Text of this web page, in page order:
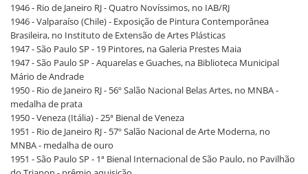
1946 - Rio de Janeiro RJ - Quatro Novíssimos, no IAB/RJ
1946 - Valparaíso (Chile) - Exposição de Pintura Contemporânea
Brasileira, no Instituto de Extensão de Artes Plásticas
1947 - São Paulo SP - 19 Pintores, na Galeria Prestes Maia
1947 - São Paulo SP - Aquarelas e Guaches, na Biblioteca Municipal
Mário de Andrade
1950 - Rio de Janeiro RJ - 56º Salão Nacional Belas Artes, no MNBA -
medalha de prata
1950 - Veneza (Itália) - 25ª Bienal de Veneza
1951 - Rio de Janeiro RJ - 57º Salão Nacional de Arte Moderna, no
MNBA - medalha de ouro
1951 - São Paulo SP - 1ª Bienal Internacional de São Paulo, no Pavilhão